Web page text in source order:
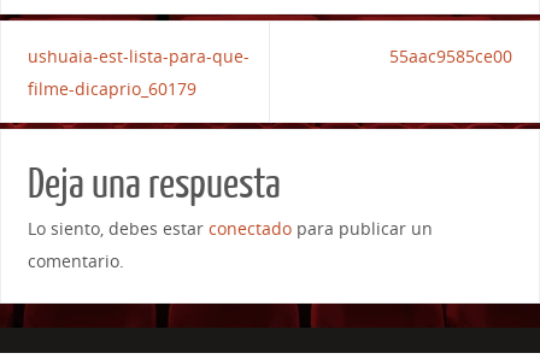
ushuaia-est-lista-para-que-
filme-dicaprio_60179
55aac9585ce00
Deja una respuesta
Lo siento, debes estar conectadopara publicar un
comentario.